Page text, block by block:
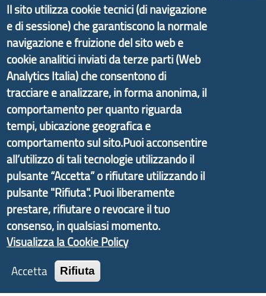
Il portale di marketing territoriale e sviluppo locale
di Genova Città Metropolitana si è sviluppato a
partire dal progetto nazionale Aree Interne
promosso dal Dipartimento per lo Sviluppo
Economico e finalizzato al rilancio socio-economico
delle valli dell’entroterra. In particolare fornisce
informazioni ed aggiornamenti sulla
d'Area Antola-Tigullio, in collaborazione con Regione
Liguria ed ANCI Liguria.
Copyright © 2017 Città metropolitana di Genova |
CF: 80007350103
Tecnologie e Accessibilità
Privacy
Il sito utilizza cookie tecnici (di navigazione
e di sessione) che garantiscono la normale
navigazione e fruizione del sito web e
cookie analitici inviati da terze parti (Web
Analytics Italia) che consentono di
tracciare e analizzare, in forma anonima, il
comportamento per quanto riguarda
tempi, ubicazione geografica e
comportamento sul sito.Puoi acconsentire
all’utilizzo di tali tecnologie utilizzando il
pulsante “Accetta” o rifiutare utilizzando il
pulsante "Rifiuta". Puoi liberamente
prestare, rifiutare o revocare il tuo
consenso, in qualsiasi momento.
Visualizza la Cookie Policy
Accetta
Rifiuta